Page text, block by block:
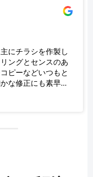
にチラシを作製し
ングとセンスのあ
ピーなどいつもと
な修正にも素早く
す。